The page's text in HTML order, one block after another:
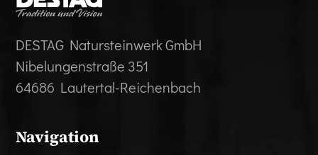
DESTAG Natursteinwerk GmbH
Nibelungenstraße 351
64686 Lautertal-Reichenbach
Navigation